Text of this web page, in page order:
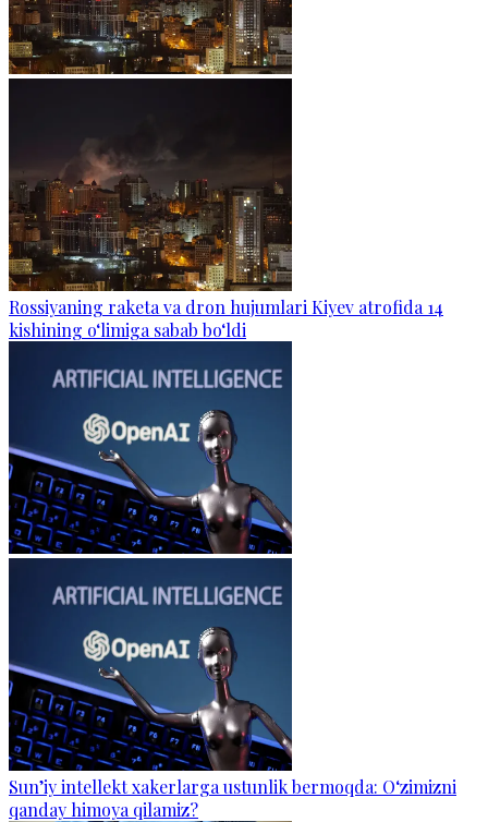
Rossiyaning raketa va dron hujumlari Kiyev atrofida 14
kishining o‘limiga sabab bo‘ldi
Sun’iy intellekt xakerlarga ustunlik bermoqda: O‘zimizni
qanday himoya qilamiz?